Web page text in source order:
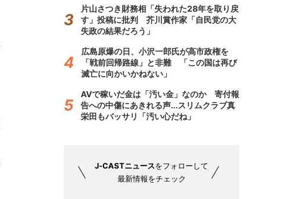
片山さつき財務相「失われた28年を取り戻
す」投稿に批判 芥川賞作家「自民党の大
失政の結果だろう」
広島原爆の日、小沢一郎氏が高市政権を
「戦前回帰路線」と非難 「この国は再び
滅亡に向かいかねない」
AVで稼いだ金は「汚い金」なのか 寄付報
告への中傷にあきれる声...スリムクラブ真
栄田もバッサリ「汚い心だね」
J-CASTニュースをフォローして
最新情報をチェック